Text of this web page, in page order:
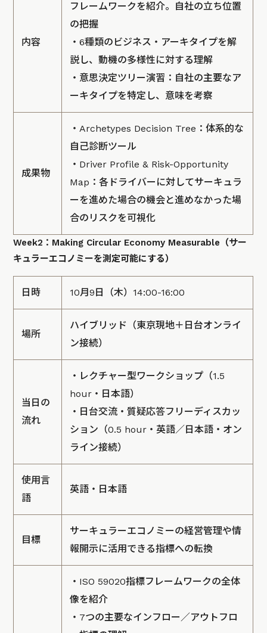
内容
フレームワークを紹介。自社の立ち位置
の把握
・6種類のビジネス・アーキタイプを解
説し、動機の多様性に対する理解
・意思決定ツリー演習：自社の主要なア
ーキタイプを特定し、意味を考察
成果物
・Archetypes Decision Tree：体系的な
自己診断ツール
・Driver Profile & Risk-Opportunity
Map：各ドライバーに対してサーキュラ
ーを進めた場合の機会と進めなかった場
合のリスクを可視化
Week2：Making Circular Economy Measurable（サー
キュラーエコノミーを測定可能にする）
日時 10月9日（木）14:00-16:00
場所
ハイブリッド（東京現地＋日台オンライ
ン接続）
当日の
流れ
・レクチャー型ワークショップ（1.5
hour・日本語）
・日台交流・質疑応答フリーディスカッ
ション（0.5 hour・英語／日本語・オン
ライン接続）
使用言
語
英語・日本語
目標
サーキュラーエコノミーの経営管理や情
報開示に活用できる指標への転換
・ISO 59020指標フレームワークの全体
像を紹介
・7つの主要なインフロー／アウトフロ